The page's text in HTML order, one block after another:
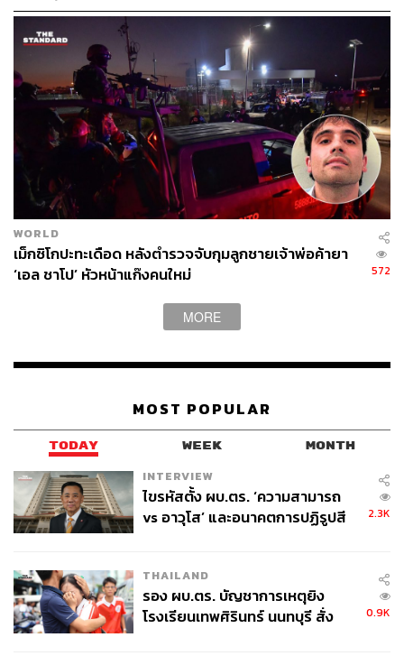
WORLD
เม็กซิโกปะทะเดือด หลังตำรวจจับกุมลูกชายเจ้าพ่อค้ายา
‘เอล ชาโป’ หัวหน้าแก๊งคนใหม่
572
MORE
MOST POPULAR
TODAY WEEK MONTH
INTERVIEW
ไขรหัสตั้ง ผบ.ตร. ‘ความสามารถ
vs อาวุโส’ และอนาคตการปฏิรูปสี
2.3K
THAILAND
รอง ผบ.ตร. บัญชาการเหตุยิง
โรงเรียนเทพศิรินทร์ นนทบุรี สั่ง
0.9K